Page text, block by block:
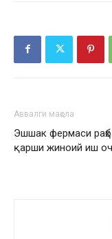
Аввалги мақола
Эшшак фермаси
қарши жиноий иш